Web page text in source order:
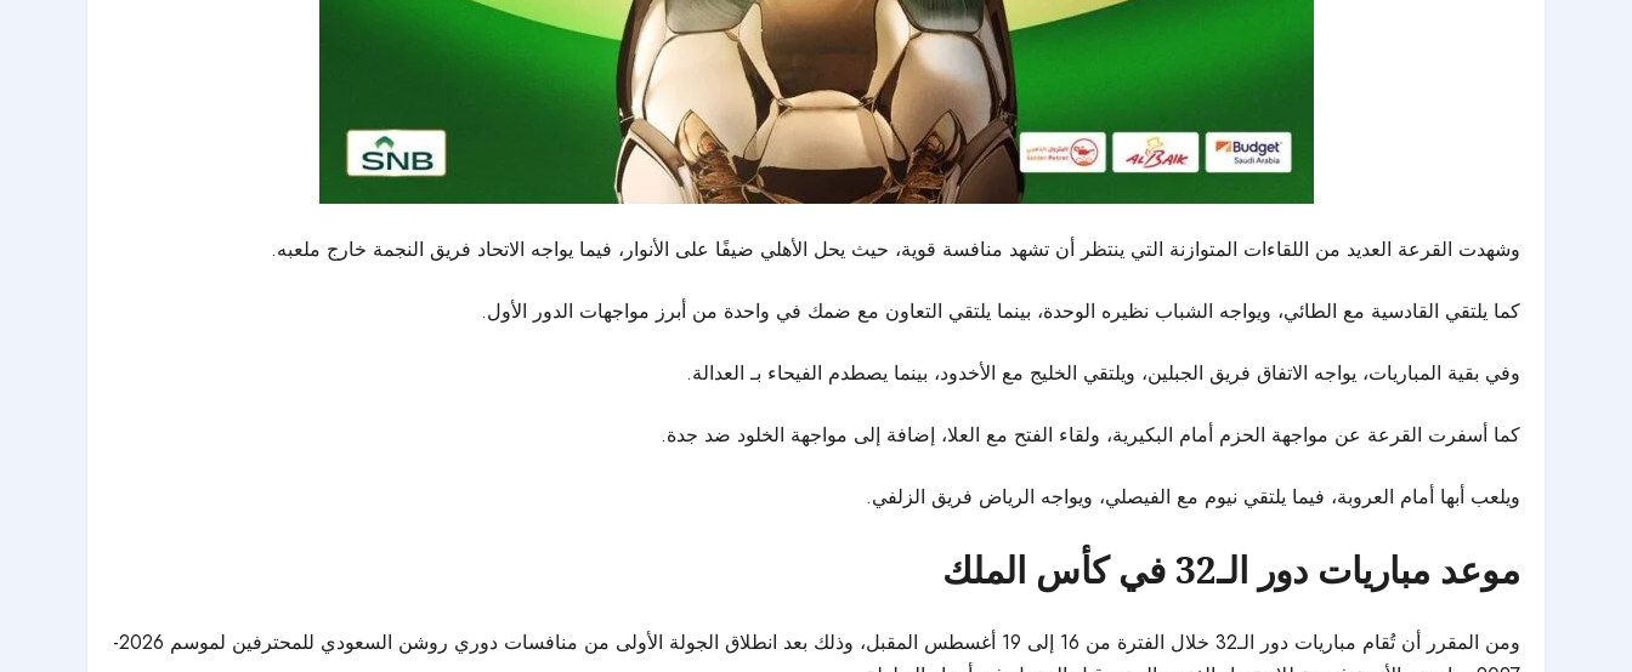
وشهدت القرعة العديد من اللقاءات المتوازنة التي ينتظر أن تشهد منافسة قوية، حيث يحل الأهلي ضيفًا على الأنوار، فيما يواجه الاتحاد فريق النجمة خارج ملعبه.
كما يلتقي القادسية مع الطائي، ويواجه الشباب نظيره الوحدة، بينما يلتقي التعاون مع ضمك في واحدة من أبرز مواجهات الدور الأول.
وفي بقية المباريات، يواجه الاتفاق فريق الجبلين، ويلتقي الخليج مع الأخدود، بينما يصطدم الفيحاء بـ العدالة.
كما أسفرت القرعة عن مواجهة الحزم أمام البكيرية، ولقاء الفتح مع العلا، إضافة إلى مواجهة الخلود ضد جدة.
ويلعب أبها أمام العروبة، فيما يلتقي نيوم مع الفيصلي، ويواجه الرياض فريق الزلفي.
موعد مباريات دور الـ32 في كأس الملك
ومن المقرر أن تُقام مباريات دور الـ32 خلال الفترة من 16 إلى 19 أغسطس المقبل، وذلك بعد انطلاق الجولة الأولى من منافسات دوري روشن السعودي للمحترفين لموسم 2026-